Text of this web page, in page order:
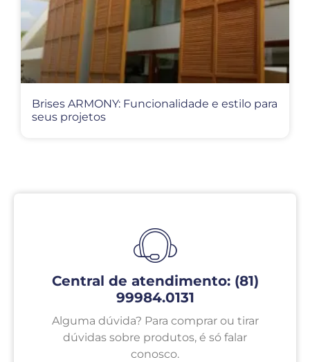
Brises ARMONY: Funcionalidade e estilo para
seus projetos
Central de atendimento: (81)
99984.0131
Alguma dúvida? Para comprar ou tirar
dúvidas sobre produtos, é só falar
conosco.